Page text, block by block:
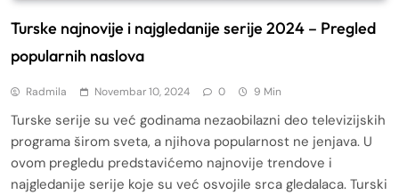
Turske najnovije i najgledanije serije 2024 – Pregled
popularnih naslova
Radmila Novembar 10, 2024 0 9 Min
Turske serije su već godinama nezaobilazni deo televizijskih
programa širom sveta, a njihova popularnost ne jenjava. U
ovom pregledu predstavićemo najnovije trendove i
najgledanije serije koje su već osvojile srca gledalaca. Turski